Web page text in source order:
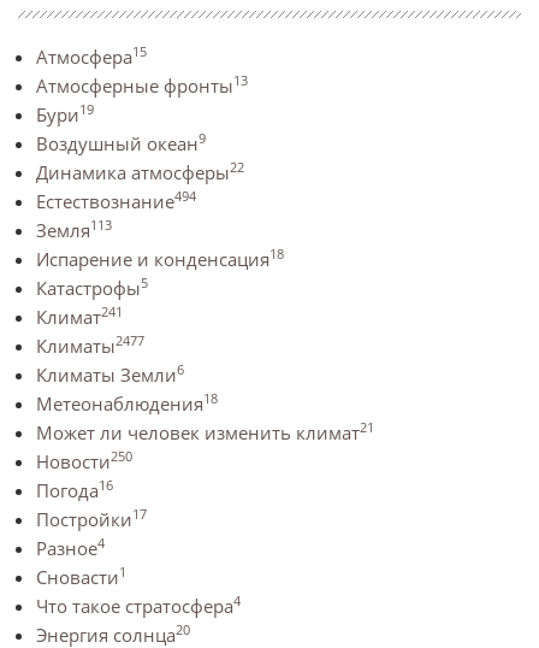
Атмосфера15
Атмосферные фронты13
Бури19
Воздушный океан9
Динамика атмосферы22
Естествознание494
Земля113
Испарение и конденсация18
Катастрофы5
Климат241
Климаты2477
Климаты Земли6
Метеонаблюдения18
Может ли человек изменить климат21
Новости250
Погода16
Постройки17
Разное4
Сновасти1
Что такое стратосфера4
Энергия солнца20